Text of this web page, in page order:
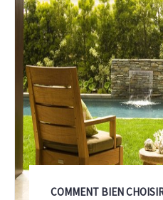
COMMENT BIEN